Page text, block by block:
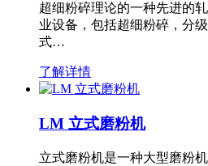
超细粉碎理论的一种先进的
业设备，包括超细粉碎，分
式…
了解详情
LM 立式磨粉机
立式磨粉机是一种大型磨粉